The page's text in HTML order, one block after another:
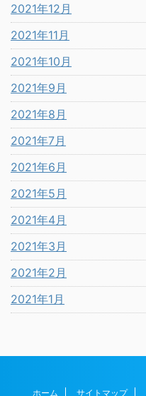
2021年12月
2021年11月
2021年10月
2021年9月
2021年8月
2021年7月
2021年6月
2021年5月
2021年4月
2021年3月
2021年2月
2021年1月
ホーム サイトマップ